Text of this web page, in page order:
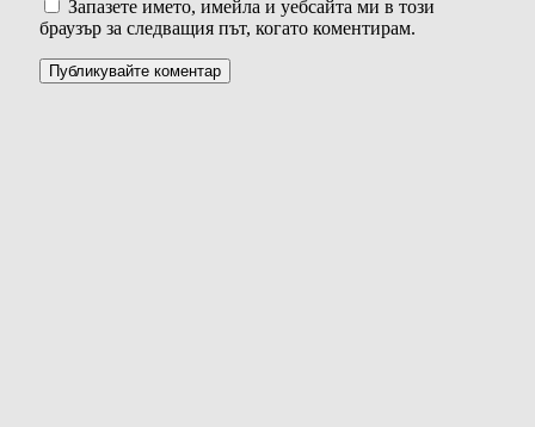
Запазете името, имейла и уебсайта ми в този
браузър за следващия път, когато коментирам.